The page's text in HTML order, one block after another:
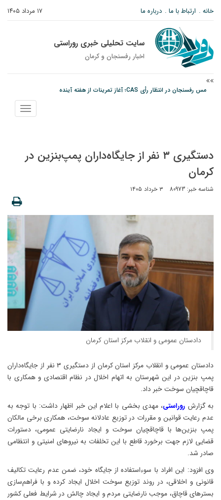
۱۷ مرداد ۱۴۰۵ خانه ارتباط با ما درباره ما
سایت تحلیلی خبری روراستی
اخبار رفسنجان و كرمان
مس رفسنجان در انتظار رأی CAS؛ آغاز تمرینات از هفته آینده
پیام رئیس کل دادگستری استان کرمان به مناسبت ۱۷ مردادماه سالروز شهادت شهید
نمایش
منو
دستگیری ۳ نفر از جایگاه‌داران پمپ‌بنزین در
کرمان
شناسه خبر: 80973 ۳ خرداد ۱۴۰۵
دادستان عمومی و انقلاب مرکز استان کرمان
دادستان عمومی و انقلاب مرکز استان کرمان از دستگیری ۳ نفر از جایگاه‌داران
پمپ بنزین در این شهرستان به اتهام اخلال در نظام اقتصادی و همکاری با
قاچاقچیان سوخت خبر داد.
به گزارش روراستی، مهدی بخشی با اعلام این خبر اظهار داشت: با توجه به
عدم رعایت قوانین و مقررات در توزیع عادلانه سوخت، همکاری برخی مالکان
پمپ بنزین‌ها با قاچاقچیان سوخت و ایجاد نارضایتی عمومی، دستورات
قضایی لازم جهت برخورد قاطع با این تخلفات به نیروهای امنیتی و انتظامی
صادر شد.
وی افزود: این افراد با سوءاستفاده از جایگاه خود، ضمن عدم رعایت تکالیف
قانونی و اخلاقی، در روند توزیع سوخت اخلال ایجاد کرده و با فراهم‌سازی
بسترهای قاچاق، موجب نارضایتی مردم و ایجاد چالش در شرایط فعلی کشور